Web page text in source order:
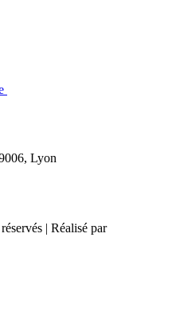
Lyon
| Réalisé par